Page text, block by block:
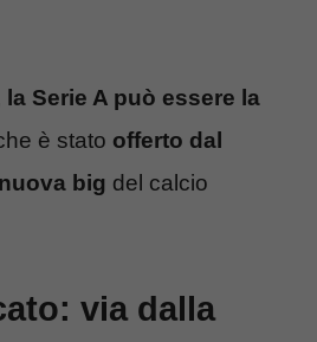
la Serie A può essere la
è stato offerto dal
big del calcio
via dalla